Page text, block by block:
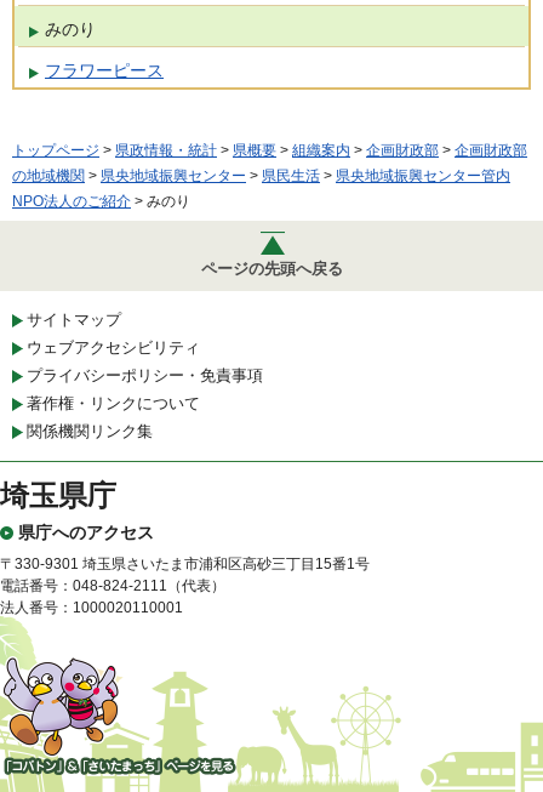
みのり
フラワーピース
トップページ > 県政情報・統計 > 県概要 > 組織案内 > 企画財政部 > 企画財政部
の地域機関 > 県央地域振興センター > 県民生活 > 県央地域振興センター管内
NPO法人のご紹介 > みのり
ページの先頭へ戻る
サイトマップ
ウェブアクセシビリティ
プライバシーポリシー・免責事項
著作権・リンクについて
関係機関リンク集
埼玉県庁
県庁へのアクセス
〒330-9301 埼玉県さいたま市浦和区高砂三丁目15番1号
電話番号：048-824-2111（代表）
法人番号：1000020110001
「コバトン」&「さいたまっ